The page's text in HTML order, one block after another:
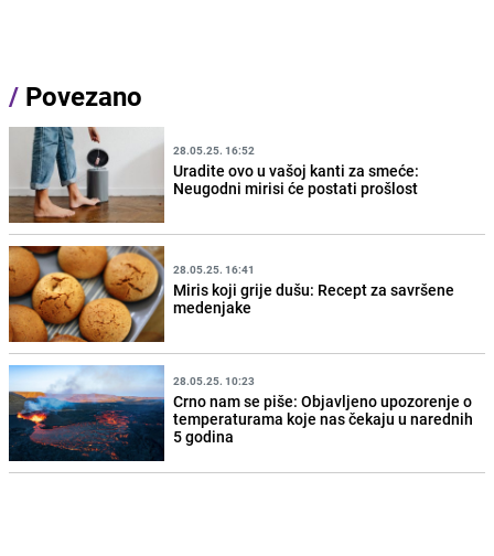
/ Povezano
28.05.25. 16:52
Uradite ovo u vašoj kanti za smeće:
Neugodni mirisi će postati prošlost
28.05.25. 16:41
Miris koji grije dušu: Recept za savršene
medenjake
28.05.25. 10:23
Crno nam se piše: Objavljeno upozorenje o
temperaturama koje nas čekaju u narednih
5 godina